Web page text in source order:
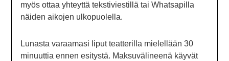
myös ottaa yhteyttä tekstiviestillä tai Whatsapilla
näiden aikojen ulkopuolella.
Lunasta varaamasi liput teatterilla mielellään 30
minuuttia ennen esitystä. Maksuvälineenä käyvät